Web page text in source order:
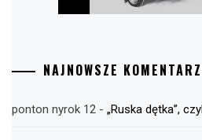
NAJNOWSZE
ponton nyrok 12 - „Ruska dętka”,